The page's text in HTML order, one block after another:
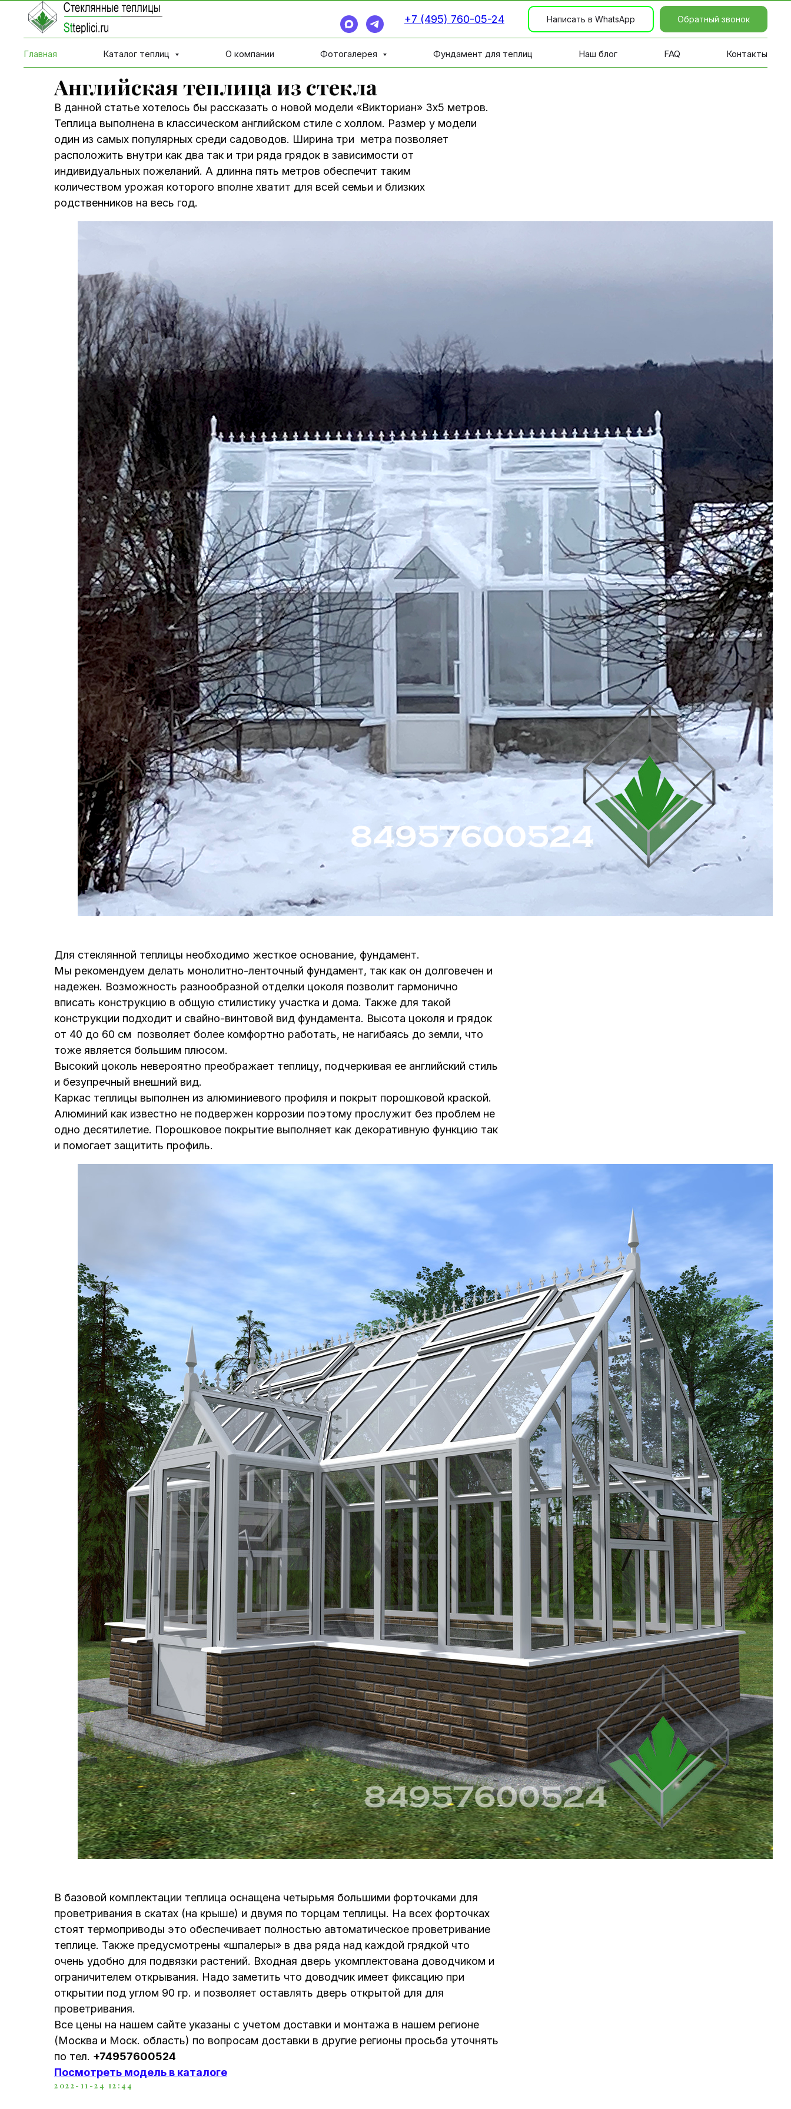
+7 (495) 760-05-24 Написать в WhatsApp Обратный звонок
Главная Каталог теплиц О компании Фотогалерея Фундамент для теплиц Наш блог FAQ Контакты
Английская теплица из стекла
В данной статье хотелось бы рассказать о новой модели «Викториан» 3х5 метров.
Теплица выполнена в классическом английском стиле с холлом. Размер у модели
один из самых популярных среди садоводов. Ширина три метра позволяет
расположить внутри как два так и три ряда грядок в зависимости от
индивидуальных пожеланий. А длинна пять метров обеспечит таким
количеством урожая которого вполне хватит для всей семьи и близких
родственников на весь год.
Для стеклянной теплицы необходимо жесткое основание, фундамент.
Мы рекомендуем делать монолитно-ленточный фундамент, так как он долговечен и
надежен. Возможность разнообразной отделки цоколя позволит гармонично
вписать конструкцию в общую стилистику участка и дома. Также для такой
конструкции подходит и свайно-винтовой вид фундамента. Высота цоколя и грядок
от 40 до 60 см позволяет более комфортно работать, не нагибаясь до земли, что
тоже является большим плюсом.
Высокий цоколь невероятно преображает теплицу, подчеркивая ее английский стиль
и безупречный внешний вид.
Каркас теплицы выполнен из алюминиевого профиля и покрыт порошковой краской.
Алюминий как известно не подвержен коррозии поэтому прослужит без проблем не
одно десятилетие. Порошковое покрытие выполняет как декоративную функцию так
и помогает защитить профиль.
В базовой комплектации теплица оснащена четырьмя большими форточками для
проветривания в скатах (на крыше) и двумя по торцам теплицы. На всех форточках
стоят термоприводы это обеспечивает полностью автоматическое проветривание
теплице. Также предусмотрены «шпалеры» в два ряда над каждой грядкой что
очень удобно для подвязки растений. Входная дверь укомплектована доводчиком и
ограничителем открывания. Надо заметить что доводчик имеет фиксацию при
открытии под углом 90 гр. и позволяет оставлять дверь открытой для для
проветривания.
Все цены на нашем сайте указаны с учетом доставки и монтажа в нашем регионе
(Москва и Моск. область) по вопросам доставки в другие регионы просьба уточнять
по тел. +74957600524
Посмотреть модель в каталоге
2022-11-24 12:44